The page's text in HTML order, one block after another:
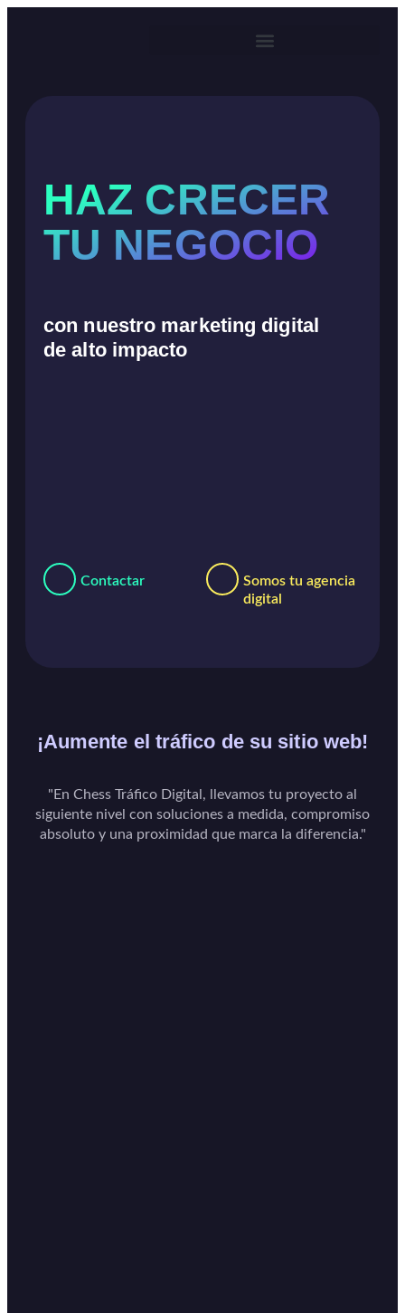
HAZ CRECER
TU NEGOCIO
con nuestro marketing digital
de alto impacto
Contactar
Somos tu agencia
digital
¡Aumente el tráfico de su sitio web!
"En Chess Tráfico Digital, llevamos tu proyecto al
siguiente nivel con soluciones a medida, compromiso
absoluto y una proximidad que marca la diferencia."